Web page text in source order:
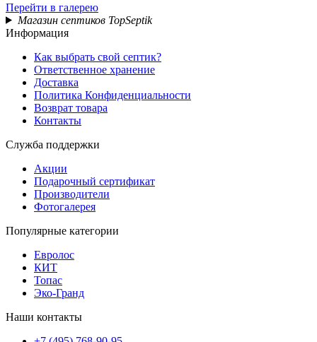
Перейти в галерею
Магазин септиков TopSeptik
Информация
Как выбрать свой септик?
Ответственное хранение
Доставка
Политика Конфиденциальности
Возврат товара
Контакты
Служба поддержки
Акции
Подарочный сертификат
Производители
Фотогалерея
Популярные категории
Евролос
КИТ
Топас
Эко-Гранд
Наши контакты